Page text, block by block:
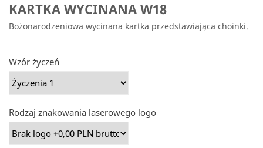
KARTKA WYCINANA W18
Bożonarodzeniowa wycinana kartka przedstawiająca choinki.
Wzór życzeń
Rodzaj znakowania laserowego logo